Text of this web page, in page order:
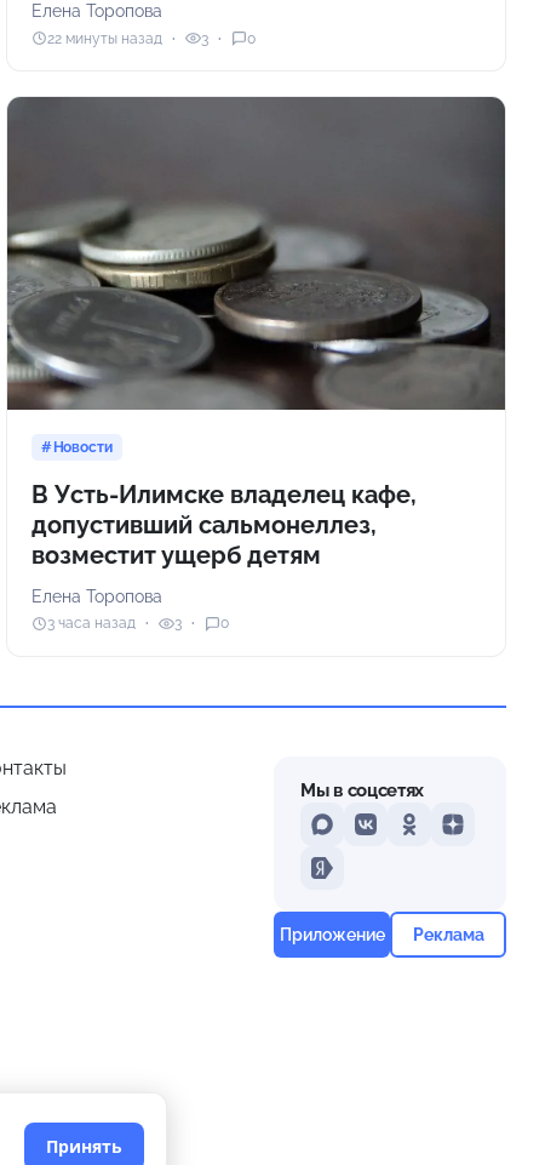
Елена Торопова
22 минуты назад 3 0
Новости
В Усть-Илимске владелец кафе,
допустивший сальмонеллез,
возместит ущерб детям
Елена Торопова
3 часа назад 3 0
Мы в соцсетях
MAXVKontakteOdnoklassniki
Dzen
Yandex
Приложение Реклама
Принять